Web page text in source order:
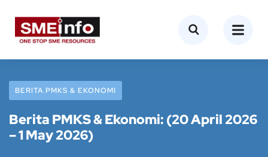
BERITA PMKS & EKONOMI
Berita PMKS & Ekonomi: (20 April 2026
– 1 May 2026)